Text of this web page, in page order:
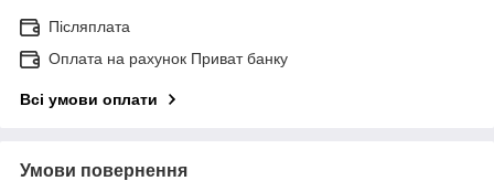
Післяплата
Оплата на рахунок Приват банку
Всі умови оплати
Умови повернення